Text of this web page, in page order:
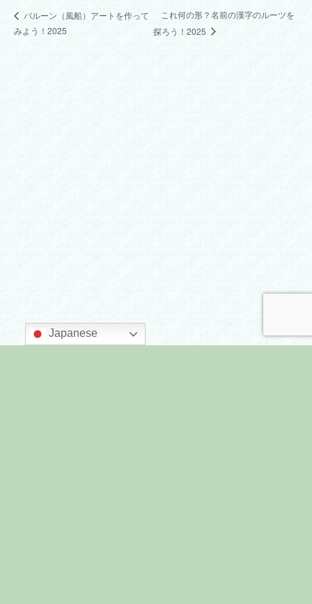
バルーン（風船）アートを作って
みよう！2025
これ何の形？名前の漢字のルーツを
探ろう！2025
Japanese